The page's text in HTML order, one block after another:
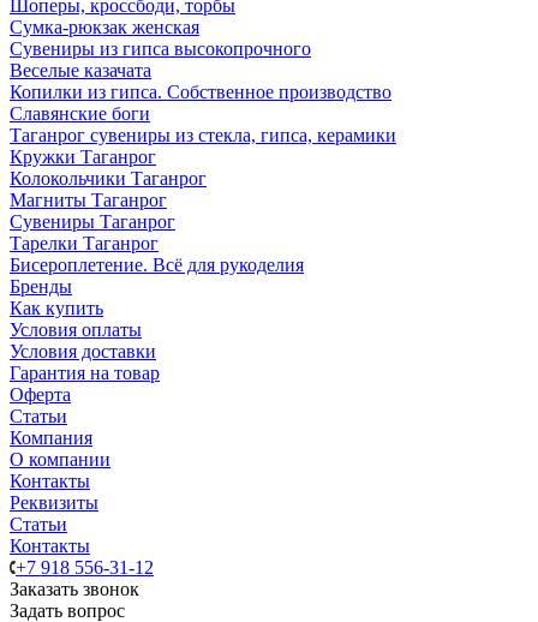
Шоперы, кроссбоди, торбы
Сумка-рюкзак женская
Сувениры из гипса высокопрочного
Веселые казачата
Копилки из гипса. Собственное производство
Славянские боги
Таганрог сувениры из стекла, гипса, керамики
Кружки Таганрог
Колокольчики Таганрог
Магниты Таганрог
Сувениры Таганрог
Тарелки Таганрог
Бисероплетение. Всё для рукоделия
Бренды
Как купить
Условия оплаты
Условия доставки
Гарантия на товар
Оферта
Статьи
Компания
О компании
Контакты
Реквизиты
Статьи
Контакты
+7 918 556-31-12
Заказать звонок
Задать вопрос